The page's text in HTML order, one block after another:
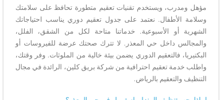
مؤهل ومدرب، ويستخدم تقنيات تعقيم متطورة تحافظ على سلامتك
وسلامة الأطفال. نعتمد على جدول تعقيم دوري يناسب احتياجاتك
الشهرية أو الأسبوعية. خدماتنا متاحة لكل من الشقق، الفلل،
والمجالس داخل حي المعذر. لا تترك صحتك عرضة للفيروسات أو
البكتيريا، فالتعقيم الدوري يضمن بيئة خالية من الملوثات. وفر وقتك،
واطلب خدمة تعقيم احترافية من شركة بريق كلين، الرائدة في مجال
التنظيف والتعقيم بالرياض.